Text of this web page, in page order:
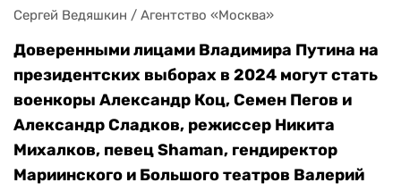
Сергей Ведяшкин / Агентство «Москва»
Доверенными лицами Владимира Путина на
президентских выборах в 2024 могут стать
военкоры Александр Коц, Семен Пегов и
Александр Сладков, режиссер Никита
Михалков, певец Shaman, гендиректор
Мариинского и Большого театров Валерий